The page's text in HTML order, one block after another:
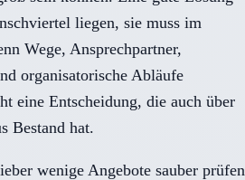
liegen, sie muss im
Wege, Ansprechpartner,
organisatorische Abläufe
eine Entscheidung, die auch über
Bestand hat.
wenige Angebote sauber prüfen